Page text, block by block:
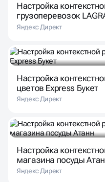
Настройка
грузоперевозок
Яндекс Директ
Настройка
цветов Express Букет
Яндекс Директ
Настройка
магазина посуды
Яндекс Директ